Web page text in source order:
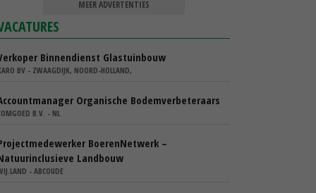
MEER ADVERTENTIES
Binnendienst Glastuinbouw
BV - ZWAAGDIJK, NOORD-HOLLAND,
Organische Bodemverbeteraars
B.V. - NL
BoerenNetwerk –
Landbouw
- ABCOUDE